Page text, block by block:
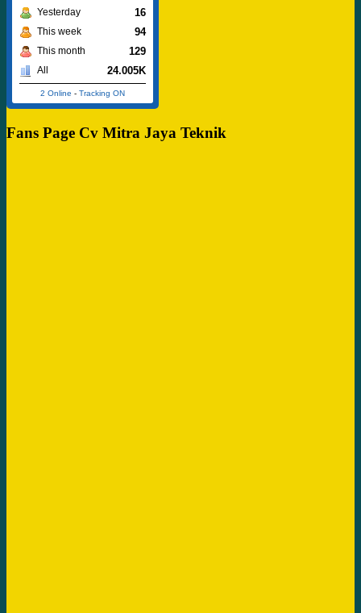
Yesterday 16
This week 94
This month 129
All 24.005K
2 Online - Tracking ON
Fans Page Cv Mitra Jaya Teknik